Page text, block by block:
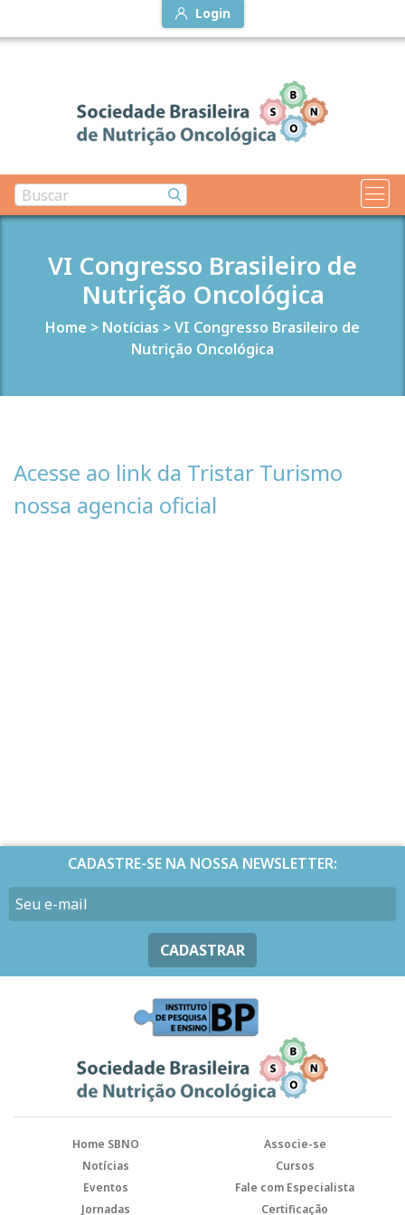
Login
VI Congresso Brasileiro de
Nutrição Oncológica
Home > Notícias >VI Congresso Brasileiro de
Nutrição Oncológica
Acesse ao link da Tristar Turismo
nossa agencia oficial
CADASTRE-SE NA NOSSA NEWSLETTER:
CADASTRAR
Home SBNO
Associe-se
Notícias
Cursos
Eventos
Fale com Especialista
Jornadas
Certificação